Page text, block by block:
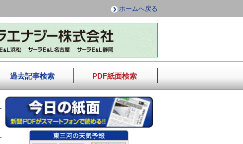
ホームへ戻る
過去記事検索 PDF紙面検索